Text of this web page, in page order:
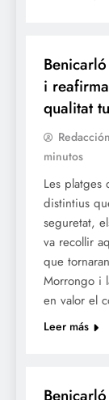
i
qualitat
Redacción
minutos
Les platges
distintius
seguretat,
va recollir
que
Morrongo i
en valor el
Leer más